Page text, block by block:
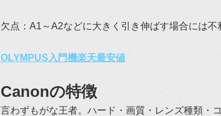
欠点：A1～A2などに大きく引き伸ばす場合には不
OLYMPUS入門機楽天最安値
Canonの特徴
言わずもがな王者。ハード・画質・レンズ種類・